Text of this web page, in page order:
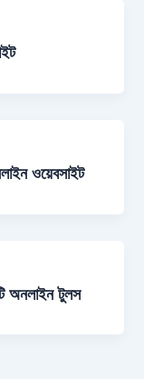
ওয়েবসাইট
অনলাইন টুলস